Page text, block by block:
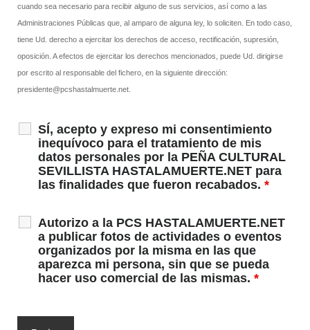
cuando sea necesario para recibir alguno de sus servicios, así como a las
Administraciones Públicas que, al amparo de alguna ley, lo soliciten. En todo caso,
tiene Ud. derecho a ejercitar los derechos de acceso, rectificación, supresión,
oposición. A efectos de ejercitar los derechos mencionados, puede Ud. dirigirse
por escrito al responsable del fichero, en la siguiente dirección:
presidente@pcshastalmuerte.net.
SÍ, acepto y expreso mi consentimiento
inequívoco para el tratamiento de mis
datos personales por la PEÑA CULTURAL
SEVILLISTA HASTALAMUERTE.NET para
las finalidades que fueron recabados. *
Autorizo a la PCS HASTALAMUERTE.NET
a publicar fotos de actividades o eventos
organizados por la misma en las que
aparezca mi persona, sin que se pueda
hacer uso comercial de las mismas. *